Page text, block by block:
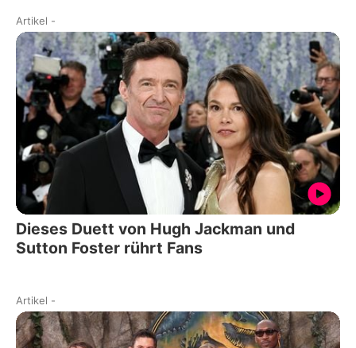
Artikel -
Dieses Duett von Hugh Jackman und
Sutton Foster rührt Fans
Artikel -